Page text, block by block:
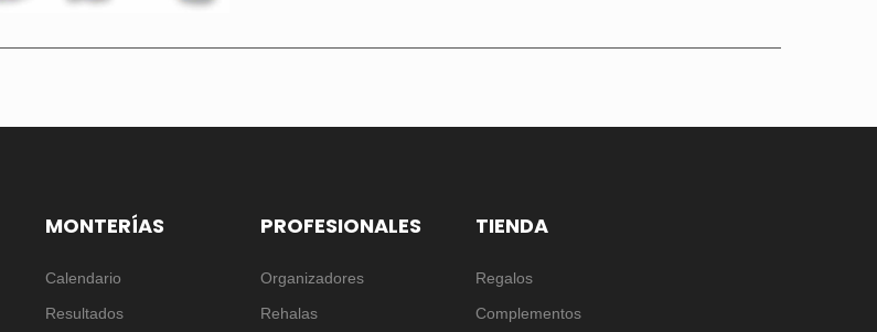
MONTERÍAS
Calendario
Resultados
PROFESIONALES
Organizadores
Rehalas
TIENDA
Regalos
Complementos